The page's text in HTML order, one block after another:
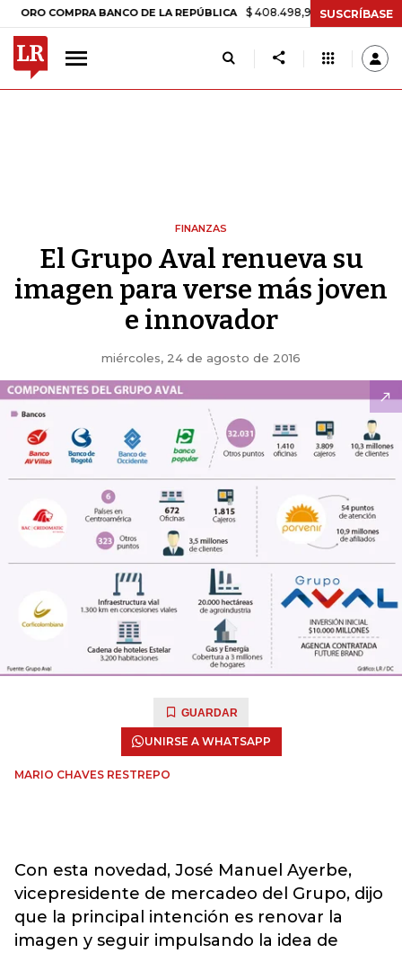
COMPRA BANCO DE LA REPÚBLICA $ 408.498,97 +$ 8.753,81 +2,19%
SUSCRÍBASE
FINANZAS
El Grupo Aval renueva su
imagen para verse más joven
e innovador
miércoles, 24 de agosto de 2016
GUARDAR
UNIRSE A WHATSAPP
MARIO CHAVES RESTREPO
Con esta novedad, José Manuel Ayerbe,
vicepresidente de mercadeo del Grupo, dijo
que la principal intención es renovar la
imagen y seguir impulsando la idea de